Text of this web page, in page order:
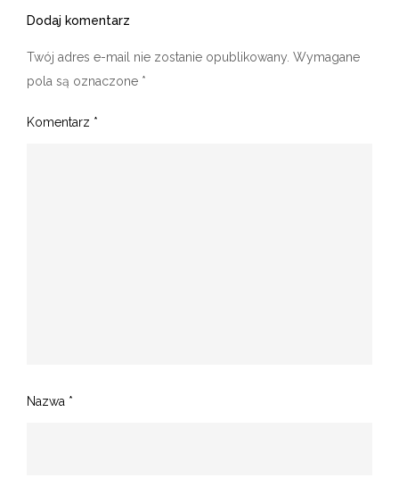
Dodaj komentarz
Twój adres e-mail nie zostanie opublikowany. Wymagane
pola są oznaczone *
Komentarz *
Nazwa *